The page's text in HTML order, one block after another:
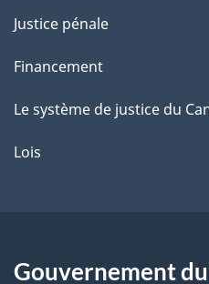
Justice pénale
Financement
Le système de justice du
Lois
Gouvernement